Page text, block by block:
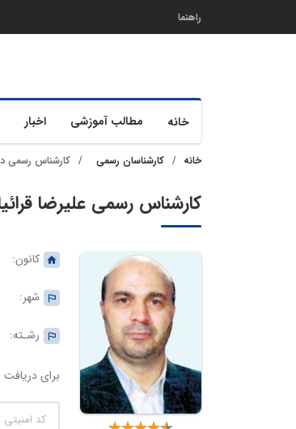
راهنما
خانه مطالب آموزشی اخبار
خانه کارشناسان رسمی کارشناس رسمی
کارشناس رسمی علیرضا
کانون:
شهر:
رشـته:
برای دریافت